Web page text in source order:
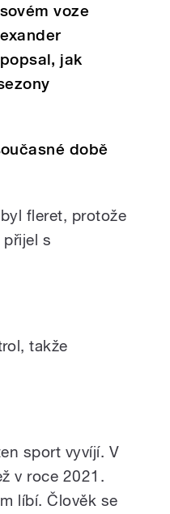
voze
jak
době
fleret, protože
s
takže
sport vyvíjí. V
v roce 2021.
líbí. Člověk se